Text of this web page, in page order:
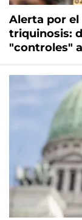
Alerta por el
triquinosis:
"controles"